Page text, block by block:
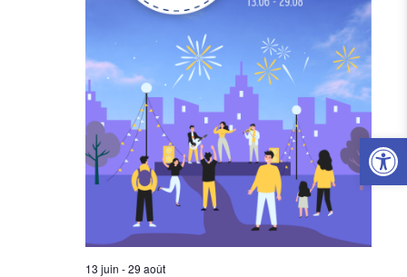
Ouvrir
13 juin -29 août